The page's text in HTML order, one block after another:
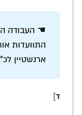
☚ העבודה
התוועדות
ארנשטיין
ד]